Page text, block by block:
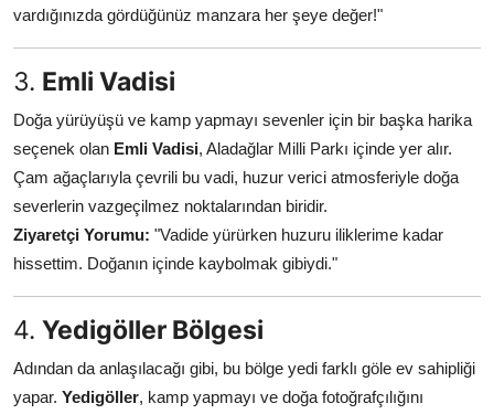
vardığınızda gördüğünüz manzara her şeye değer!"
3. Emli Vadisi
Doğa yürüyüşü ve kamp yapmayı sevenler için bir başka harika
seçenek olan Emli Vadisi, Aladağlar Milli Parkı içinde yer alır.
Çam ağaçlarıyla çevrili bu vadi, huzur verici atmosferiyle doğa
severlerin vazgeçilmez noktalarından biridir.
Ziyaretçi Yorumu: "Vadide yürürken huzuru iliklerime kadar
hissettim. Doğanın içinde kaybolmak gibiydi."
4. Yedigöller Bölgesi
Adından da anlaşılacağı gibi, bu bölge yedi farklı göle ev sahipliği
yapar. Yedigöller, kamp yapmayı ve doğa fotoğrafçılığını